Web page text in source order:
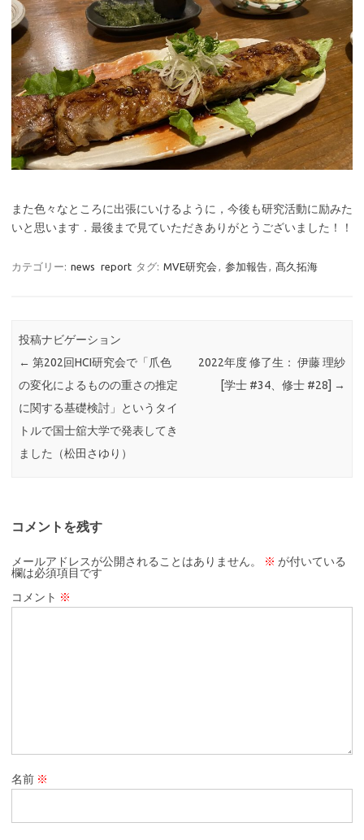
また色々なところに出張にいけるように，今後も研究活動に励みた
いと思います．最後まで見ていただきありがとうございました！！
カテゴリー: news report タグ: MVE研究会 , 参加報告, 髙久拓海
投稿ナビゲーション
← 第202回HCI研究会で「爪色
の変化によるものの重さの推定
に関する基礎検討」というタイ
トルで国士舘大学で発表してき
ました（松田さゆり）
2022年度 修了生： 伊藤 理紗
[学士 #34、修士 #28] →
コメントを残す
メールアドレスが公開されることはありません。 ※ が付いている
欄は必須項目です
コメント ※
名前 ※